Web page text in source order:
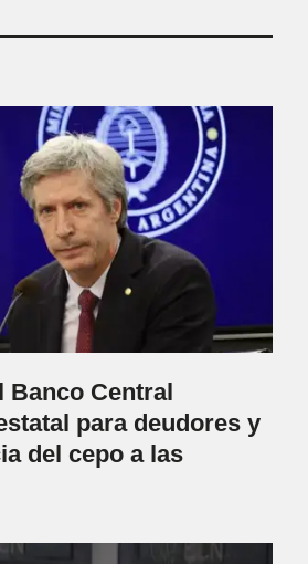
Banco Central
para deudores y
del cepo a las